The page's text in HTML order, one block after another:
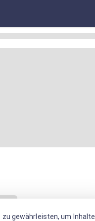
gewährleisten, um Inhalte